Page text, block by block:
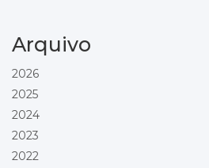
Championship - Round 26
Preston North End
Wrexham
Championship - Round 27
Wrexham
Arquivo
2026
2025
2024
2023
2022